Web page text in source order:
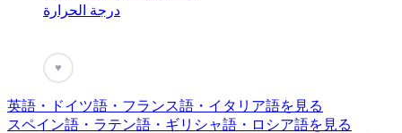
درجة الحرارة
♥
英語・ドイツ語・フランス語・イタリア語を見る
スペイン語・ラテン語・ギリシャ語・ロシア語を見る